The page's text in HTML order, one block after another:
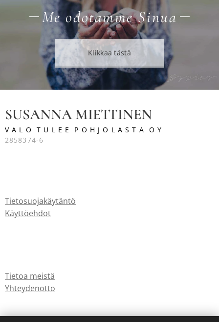
Me odotamme Sinua
Klikkaa tästä
SUSANNA MIETTINEN
V A L O T U L E E P O H J O L A S T A O Y
2858374-6
Tietosuojakäytäntö
Käyttöehdot
Tietoa meistä
Yhteydenotto